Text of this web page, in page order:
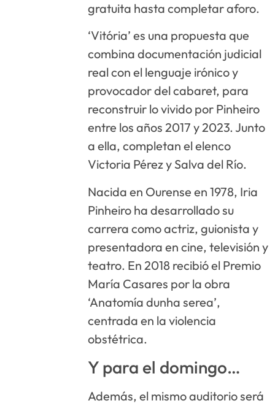
gratuita hasta completar aforo.
‘Vitória’ es una propuesta que
combina documentación judicial
real con el lenguaje irónico y
provocador del cabaret, para
reconstruir lo vivido por Pinheiro
entre los años 2017 y 2023. Junto
a ella, completan el elenco
Victoria Pérez y Salva del Río.
Nacida en Ourense en 1978, Iria
Pinheiro ha desarrollado su
carrera como actriz, guionista y
presentadora en cine, televisión y
teatro. En 2018 recibió el Premio
María Casares por la obra
‘Anatomía dunha serea’,
centrada en la violencia
obstétrica.
Y para el domingo…
Además, el mismo auditorio será